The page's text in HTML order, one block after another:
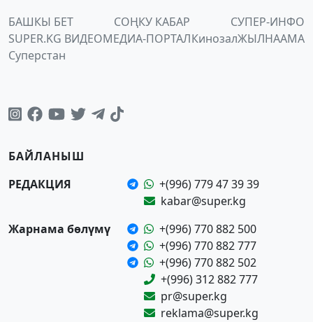
БАШКЫ БЕТ СОҢКУ КАБАР
СУПЕР-ИНФО
SUPER.KG ВИДЕОМЕДИА-ПОРТАЛКинозалЖЫЛНААМА
Суперстан
БАЙЛАНЫШ
РЕДАКЦИЯ
+(996) 779 47 39 39
kabar@super.kg
Жарнама бөлүмү
+(996) 770 882 500
+(996) 770 882 777
+(996) 770 882 502
+(996) 312 882 777
pr@super.kg
reklama@super.kg